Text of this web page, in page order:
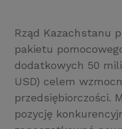
Rząd Kazachstanu
pakietu
dodatkowych 50
USD) celem
przedsiębiorczości.
pozycję